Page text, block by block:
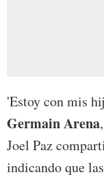
'Estoy con mis
Germain Arena
Joel Paz
indicando que